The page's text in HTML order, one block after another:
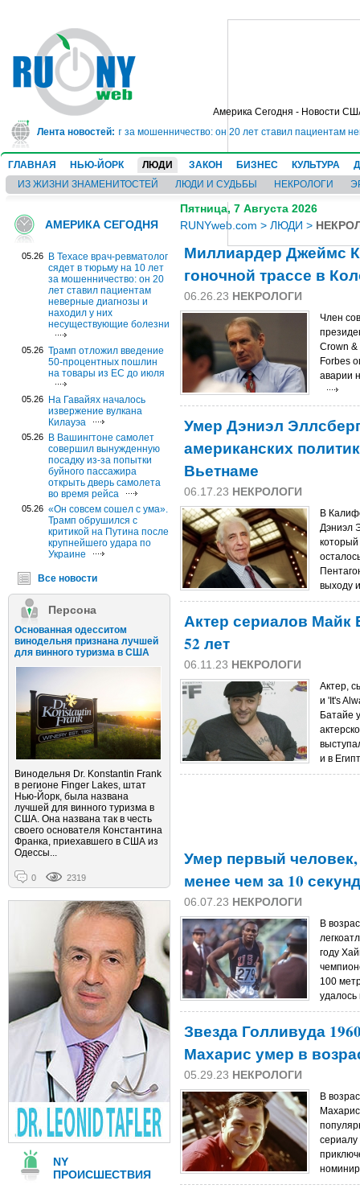
Америка Сегодня - Новости
Лента новостей:
в тюрьму на 10 лет за мошенничество: он 20 лет ставил пациентам
ГЛАВНАЯ НЬЮ-ЙОРК ЛЮДИ ЗАКОН БИЗНЕС КУЛЬТУРА
ИЗ ЖИЗНИ ЗНАМЕНИТОСТЕЙ
ЛЮДИ И СУДЬБЫ НЕКРОЛОГИ
АМЕРИКА СЕГОДНЯ
05.26
В Техасе врач-ревматолог
сядет в тюрьму на 10 лет
за мошенничество: он 20
лет ставил пациентам
неверные диагнозы и
находил у них
несуществующие болезни
05.26 Трамп отложил введение
50-процентных пошлин
на товары из ЕС до июля
05.26
На Гавайях началось
извержение вулкана
Килауэа
05.26
В Вашингтоне самолет
совершил вынужденную
посадку из-за попытки
буйного пассажира
открыть дверь самолета
во время рейса
05.26 «Он совсем сошел с ума».
Трамп обрушился с
критикой на Путина после
крупнейшего удара по
Украине
Все новости
Персона
Основанная одесситом
винодельня признана лучшей
для винного туризма в США
Винодельня Dr. Konstantin Frank
в регионе Finger Lakes, штат
Нью-Йорк, была названа
лучшей для винного туризма в
США. Она названа так в честь
своего основателя Константина
Франка, приехавшего в США из
Одессы...
0 2319
NY
ПРОИСШЕСТВИЯ
Пятница, 7 Августа 2026
RUNYweb.com > ЛЮДИ >
Миллиардер Джеймс
гоночной трассе в
06.26.23 НЕКРОЛОГИ
Член
Crown &
Forbes
аварии
Умер Дэниэл
американских
Вьетнаме
06.17.23 НЕКРОЛОГИ
В
Дэниэл
который
выходу
Актер сериалов Майк
52 лет
06.11.23 НЕКРОЛОГИ
Актер,
и 'It's
Батайе
и в
Умер первый
менее чем за 10 секунд
06.07.23 НЕКРОЛОГИ
В
году
100
удалось
Звезда Голливуда
Махарис умер в
05.29.23 НЕКРОЛОГИ
В